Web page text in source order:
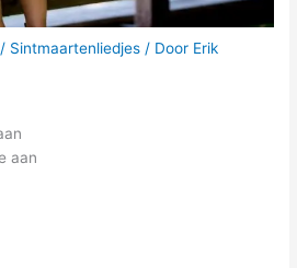
/ Sintmaartenliedjes / Door Erik
aan